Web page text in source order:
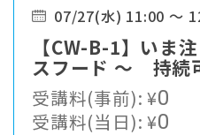
07/27(水) 11:00 ～
【CW-B-1】いま
スフード ～ 持続
パラダイムシフト
受講料(事前):¥0
受講料(当日):¥0